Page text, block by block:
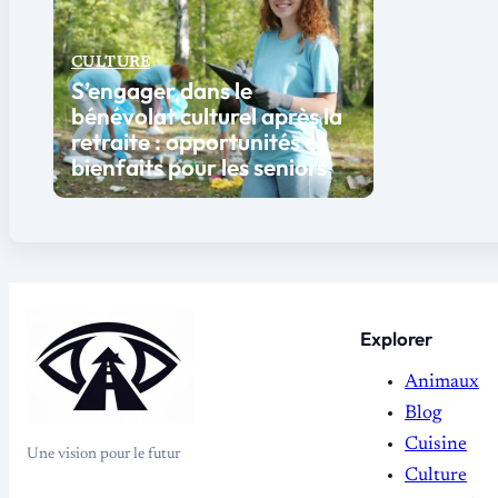
CULTURE
S’engager dans le
bénévolat culturel après la
retraite : opportunités et
bienfaits pour les seniors
Une vision pour le futur
Explorer
Animaux
Blog
Cuisine
Culture